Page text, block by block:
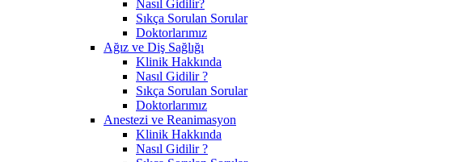
Nasıl Gidilir?
Sıkça Sorulan Sorular
Doktorlarımız
Ağız ve Diş Sağlığı
Klinik Hakkında
Nasıl Gidilir ?
Sıkça Sorulan Sorular
Doktorlarımız
Anestezi ve Reanimasyon
Klinik Hakkında
Nasıl Gidilir ?